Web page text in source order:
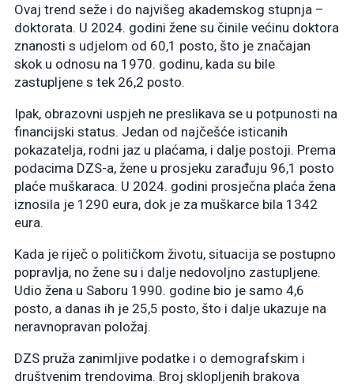
Ovaj trend seže i do najvišeg akademskog stupnja –
doktorata. U 2024. godini žene su činile većinu doktora
znanosti s udjelom od 60,1 posto, što je značajan
skok u odnosu na 1970. godinu, kada su bile
zastupljene s tek 26,2 posto.
Ipak, obrazovni uspjeh ne preslikava se u potpunosti na
financijski status. Jedan od najčešće isticanih
pokazatelja, rodni jaz u plaćama, i dalje postoji. Prema
podacima DZS-a, žene u prosjeku zarađuju 96,1 posto
plaće muškaraca. U 2024. godini prosječna plaća žena
iznosila je 1290 eura, dok je za muškarce bila 1342
eura.
Kada je riječ o političkom životu, situacija se postupno
popravlja, no žene su i dalje nedovoljno zastupljene.
Udio žena u Saboru 1990. godine bio je samo 4,6
posto, a danas ih je 25,5 posto, što i dalje ukazuje na
neravnopravan položaj.
DZS pruža zanimljive podatke i o demografskim i
društvenim trendovima. Broj sklopljenih brakova